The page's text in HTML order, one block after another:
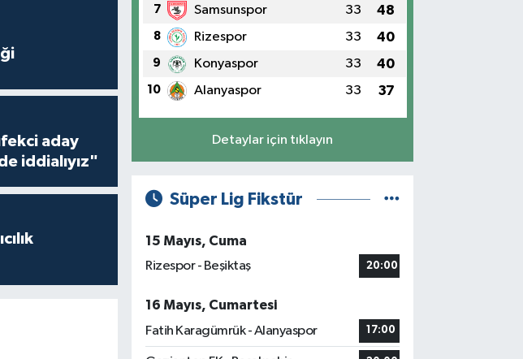
aday
iddialıyız"
7 Samsunspor 33 48
8 Rizespor 33 40
9 Konyaspor 33 40
10 Alanyaspor 33 37
Detaylar için tıklayın
Süper Lig Fikstür
15 Mayıs, Cuma
Rizespor - Beşiktaş
20:00
16 Mayıs, Cumartesi
Fatih Karagümrük - Alanyaspor
17:00